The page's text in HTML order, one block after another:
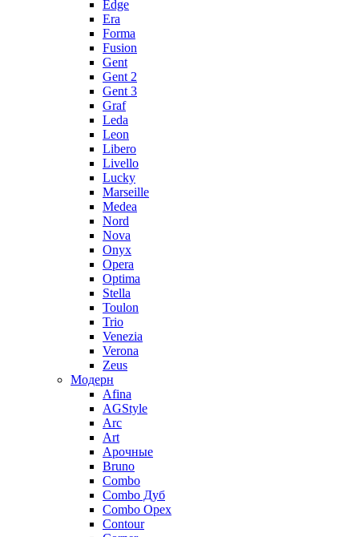
Edge
Era
Forma
Fusion
Gent
Gent 2
Gent 3
Graf
Leda
Leon
Libero
Livello
Lucky
Marseille
Medea
Nord
Nova
Onyx
Opera
Optima
Stella
Toulon
Trio
Venezia
Verona
Zeus
Модерн
Afina
AGStyle
Arc
Art
Aрочные
Bruno
Combo
Combo Дуб
Combo Орех
Contour